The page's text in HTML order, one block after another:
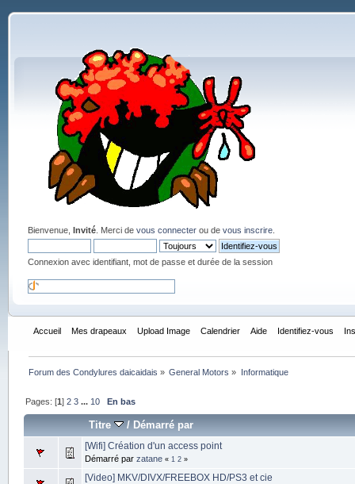
Bienvenue, Invité. Merci de vous connecterou de vous inscrire.
Connexion avec identifiant, mot de passe et durée de la session
Accueil Mes drapeaux Upload Image Calendrier Aide Identifiez-vous
Forum des Condylures daicaidais » General Motors » Informatique
Pages: [1]2 3 ... 10 En bas
Titre / Démarré par
[Wifi] Création d'un access point
Démarré par zatane « 1 2»
[Video] MKV/DIVX/FREEBOX HD/PS3 et cie